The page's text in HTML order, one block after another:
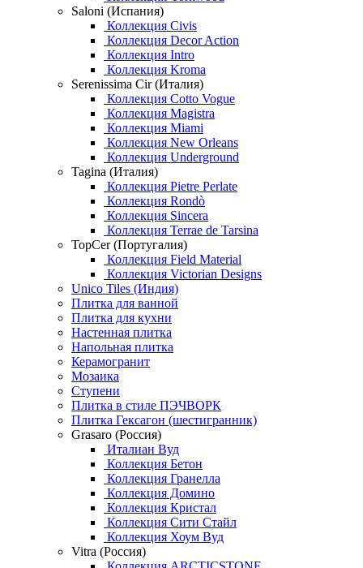
Saloni (Испания)
Коллекция Civis
Коллекция Decor Action
Коллекция Intro
Коллекция Kroma
Serenissima Cir (Италия)
Коллекция Cotto Vogue
Коллекция Magistra
Коллекция Miami
Коллекция New Orleans
Коллекция Underground
Tagina (Италия)
Коллекция Pietre Perlate
Коллекция Rondò
Коллекция Sincera
Коллекция Terrae de Tarsina
TopCer (Португалия)
Коллекция Field Material
Коллекция Victorian Designs
Unico Tiles (Индия)
Плитка для ванной
Плитка для кухни
Настенная плитка
Напольная плитка
Керамогранит
Мозаика
Ступени
Плитка в стиле ПЭЧВОРК
Плитка Гексагон (шестигранник)
Grasaro (Россия)
Италиан Вуд
Коллекция Бетон
Коллекция Гранелла
Коллекция Домино
Коллекция Кристал
Коллекция Сити Стайл
Коллекция Хоум Вуд
Vitra (Россия)